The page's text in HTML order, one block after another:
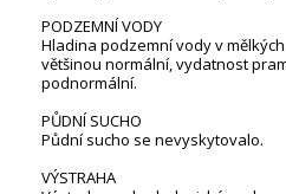
PODZEMNÍ VODY
Hladina podzemní vody v
většinou normální, vydatnost
podnormální.
PŮDNÍ SUCHO
Půdní sucho se nevyskytovalo.
VÝSTRAHA